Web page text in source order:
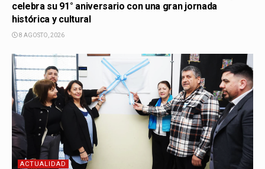
celebra su 91° aniversario con una gran jornada
histórica y cultural
8 AGOSTO, 2026
ACTUALIDAD